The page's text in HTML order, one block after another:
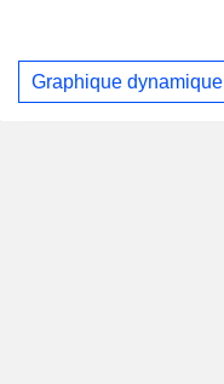
Graphique dynamique